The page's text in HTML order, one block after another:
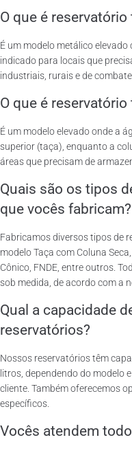
O que é reservatório
É um modelo metálico
indicado para locais que
industriais, rurais e de
O que é
É um modelo elevado onde a
superior (taça), enquanto a
áreas que precisam de
Quais são os tipos
que vocês fabricam?
Fabricamos diversos tipos de
modelo Taça com Coluna
Cônico, FNDE, entre outros.
sob medida, de acordo com a
Qual a capacidade
reservatórios?
Nossos reservatórios têm
litros, dependendo do modelo
cliente. Também oferecemos
específicos.
Vocês atendem